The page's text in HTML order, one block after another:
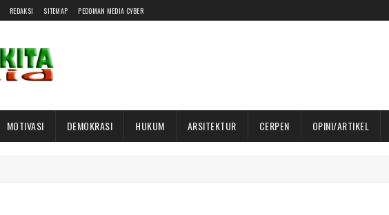
REDAKSI SITEMAP PEDOMAN MEDIA CYBER
MOTIVASI DEMOKRASI HUKUM ARSITEKTUR CERPEN OPINI/ARTIKEL